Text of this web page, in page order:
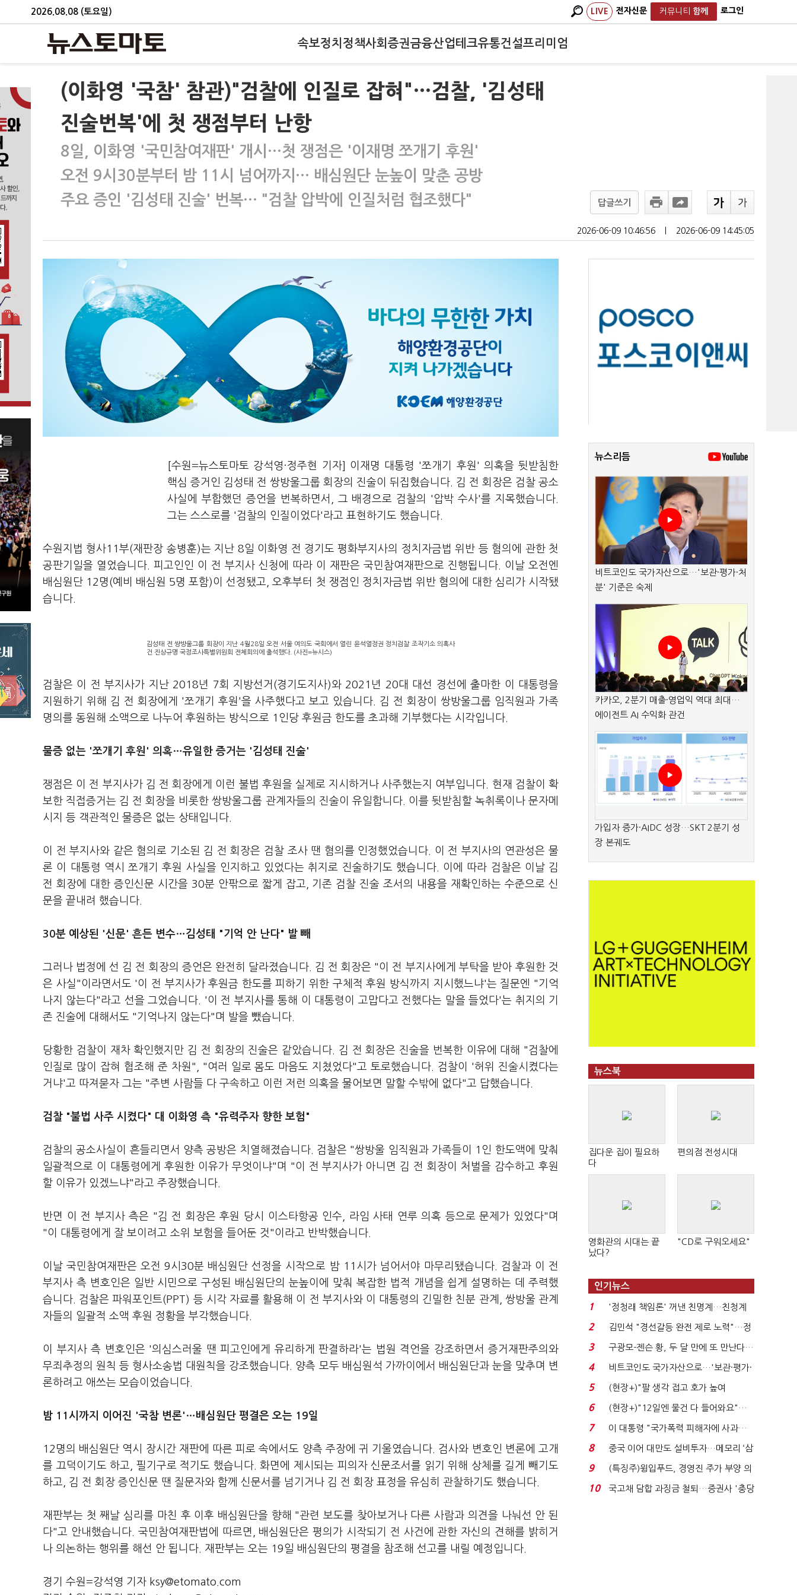
2026.08.08 (토요일) LIVE 전자신문 커뮤니티 함께 로그인
속보정치 정책사회 증권금융산업테크유통건설프리미엄
(이화영 '국참' 참관)"검찰에 인질로 잡혀"…검찰, '김성태
진술번복'에 첫 쟁점부터 난항
8일, 이화영 '국민참여재판' 개시…첫 쟁점은 '이재명 쪼개기 후원'
오전 9시30분부터 밤 11시 넘어까지… 배심원단 눈높이 맞춘 공방
주요 증인 '김성태 진술' 번복… "검찰 압박에 인질처럼 협조했다"
답글쓰기
2026-06-09 10:46:56 2026-06-09 14:45:05
[수원=뉴스토마토 강석영·정주현 기자] 이재명 대통령 '쪼개기 후원' 의혹을 뒷받침한
핵심 증거인 김성태 전 쌍방울그룹 회장의 진술이 뒤집혔습니다. 김 전 회장은 검찰 공소
사실에 부합했던 증언을 번복하면서, 그 배경으로 검찰의 '압박 수사'를 지목했습니다.
그는 스스로를 '검찰의 인질이었다'라고 표현하기도 했습니다.
수원지법 형사11부(재판장 송병훈)는 지난 8일 이화영 전 경기도 평화부지사의 정치자금법 위반 등 혐의에 관한 첫
공판기일을 열었습니다. 피고인인 이 전 부지사 신청에 따라 이 재판은 국민참여재판으로 진행됩니다. 이날 오전엔
배심원단 12명(예비 배심원 5명 포함)이 선정됐고, 오후부터 첫 쟁점인 정치자금법 위반 혐의에 대한 심리가 시작됐
습니다.
김성태 전 쌍방울그룹 회장이 지난 4월28일 오전 서울 여의도 국회에서 열린 윤석열정권 정치검찰 조작기소 의혹사
건 진상규명 국정조사특별위원회 전체회의에 출석했다. (사진=뉴시스)
검찰은 이 전 부지사가 지난 2018년 7회 지방선거(경기도지사)와 2021년 20대 대선 경선에 출마한 이 대통령을
지원하기 위해 김 전 회장에게 '쪼개기 후원'을 사주했다고 보고 있습니다. 김 전 회장이 쌍방울그룹 임직원과 가족
명의를 동원해 소액으로 나누어 후원하는 방식으로 1인당 후원금 한도를 초과해 기부했다는 시각입니다.
물증 없는 '쪼개기 후원' 의혹…유일한 증거는 '김성태 진술'
쟁점은 이 전 부지사가 김 전 회장에게 이런 불법 후원을 실제로 지시하거나 사주했는지 여부입니다. 현재 검찰이 확
보한 직접증거는 김 전 회장을 비롯한 쌍방울그룹 관계자들의 진술이 유일합니다. 이를 뒷받침할 녹취록이나 문자메
시지 등 객관적인 물증은 없는 상태입니다.
이 전 부지사와 같은 혐의로 기소된 김 전 회장은 검찰 조사 땐 혐의를 인정했었습니다. 이 전 부지사의 연관성은 물
론 이 대통령 역시 쪼개기 후원 사실을 인지하고 있었다는 취지로 진술하기도 했습니다. 이에 따라 검찰은 이날 김
전 회장에 대한 증인신문 시간을 30분 안팎으로 짧게 잡고, 기존 검찰 진술 조서의 내용을 재확인하는 수준으로 신
문을 끝내려 했습니다.
30분 예상된 '신문' 흔든 변수…김성태 "기억 안 난다" 발 빼
그러나 법정에 선 김 전 회장의 증언은 완전히 달라졌습니다. 김 전 회장은 "이 전 부지사에게 부탁을 받아 후원한 것
은 사실"이라면서도 '이 전 부지사가 후원금 한도를 피하기 위한 구체적 후원 방식까지 지시했느냐'는 질문엔 "기억
나지 않는다"라고 선을 그었습니다. '이 전 부지사를 통해 이 대통령이 고맙다고 전했다는 말을 들었다'는 취지의 기
존 진술에 대해서도 "기억나지 않는다"며 발을 뺐습니다.
당황한 검찰이 재차 확인했지만 김 전 회장의 진술은 같았습니다. 김 전 회장은 진술을 번복한 이유에 대해 "검찰에
인질로 많이 잡혀 협조해 준 차원", "여러 일로 몸도 마음도 지쳤었다"고 토로했습니다. 검찰이 '허위 진술시켰다는
거냐'고 따져묻자 그는 "주변 사람들 다 구속하고 이런 저런 의혹을 물어보면 말할 수밖에 없다"고 답했습니다.
검찰 "불법 사주 시켰다" 대 이화영 측 "유력주자 향한 보험"
검찰의 공소사실이 흔들리면서 양측 공방은 치열해졌습니다. 검찰은 "쌍방울 임직원과 가족들이 1인 한도액에 맞춰
일괄적으로 이 대통령에게 후원한 이유가 무엇이냐"며 "이 전 부지사가 아니면 김 전 회장이 처벌을 감수하고 후원
할 이유가 있겠느냐"라고 주장했습니다.
반면 이 전 부지사 측은 "김 전 회장은 후원 당시 이스타항공 인수, 라임 사태 연루 의혹 등으로 문제가 있었다"며
"이 대통령에게 잘 보이려고 소위 보험을 들어둔 것"이라고 반박했습니다.
이날 국민참여재판은 오전 9시30분 배심원단 선정을 시작으로 밤 11시가 넘어서야 마무리됐습니다. 검찰과 이 전
부지사 측 변호인은 일반 시민으로 구성된 배심원단의 눈높이에 맞춰 복잡한 법적 개념을 쉽게 설명하는 데 주력했
습니다. 검찰은 파워포인트(PPT) 등 시각 자료를 활용해 이 전 부지사와 이 대통령의 긴밀한 친분 관계, 쌍방울 관계
자들의 일괄적 소액 후원 정황을 부각했습니다.
이 부지사 측 변호인은 '의심스러울 땐 피고인에게 유리하게 판결하라'는 법원 격언을 강조하면서 증거재판주의와
무죄추정의 원칙 등 형사소송법 대원칙을 강조했습니다. 양측 모두 배심원석 가까이에서 배심원단과 눈을 맞추며 변
론하려고 애쓰는 모습이었습니다.
밤 11시까지 이어진 '국참 변론'…배심원단 평결은 오는 19일
12명의 배심원단 역시 장시간 재판에 따른 피로 속에서도 양측 주장에 귀 기울였습니다. 검사와 변호인 변론에 고개
를 끄덕이기도 하고, 필기구로 적기도 했습니다. 화면에 제시되는 피의자 신문조서를 읽기 위해 상체를 길게 빼기도
하고, 김 전 회장 증인신문 땐 질문자와 함께 신문서를 넘기거나 김 전 회장 표정을 유심히 관찰하기도 했습니다.
재판부는 첫 째날 심리를 마친 후 이후 배심원단을 향해 "관련 보도를 찾아보거나 다른 사람과 의견을 나눠선 안 된
다"고 안내했습니다. 국민참여재판법에 따르면, 배심원단은 평의가 시작되기 전 사건에 관한 자신의 견해를 밝히거
나 의논하는 행위를 해선 안 됩니다. 재판부는 오는 19일 배심원단의 평결을 참조해 선고를 내릴 예정입니다.
경기 수원=강석영 기자 ksy@etomato.com
뉴스리듬
비트코인도 국가자산으로…'보관·평가·처
분' 기준은 숙제
카카오, 2분기 매출·영업익 역대 최대…
에이전트 AI 수익화 관건
가입자 증가·AIDC 성장…SKT 2분기 성
장 본궤도
뉴스북
집다운 집이 필요하
다
편의점 전성시대
영화관의 시대는 끝
났다?
"CD로 구워오세요"
인기뉴스
1
'정청래 책임론' 꺼낸 친명계…친청계
는 추가투표 때리기...
2
김민석 "경선갈등 완전 제로 노력"…정
청래 "반명 공세 사...
3
구광모-젠슨 황, 두 달 만에 또 만난다…
로봇·AI 등 논...
4
비트코인도 국가자산으로…'보관·평가·
처분' 기준은 ...
5
(현장+)"팔 생각 접고 호가 높여
요"…'덜 똘똘한 한 채' 20...
6
(현장+)"12일엔 물건 다 들어와요"…
빈 매대 채우며 문 연 ...
7
이 대통령 "국가폭력 피해자에 사과…
적극적 조사로 진...
8
중국 이어 대만도 설비투자…메모리 ‘삼
국전쟁’
9
(특징주)윙입푸드, 경영진 주가 부양 의
지에 상한가...
10
국고채 담합 과징금 철퇴…증권사 '충당